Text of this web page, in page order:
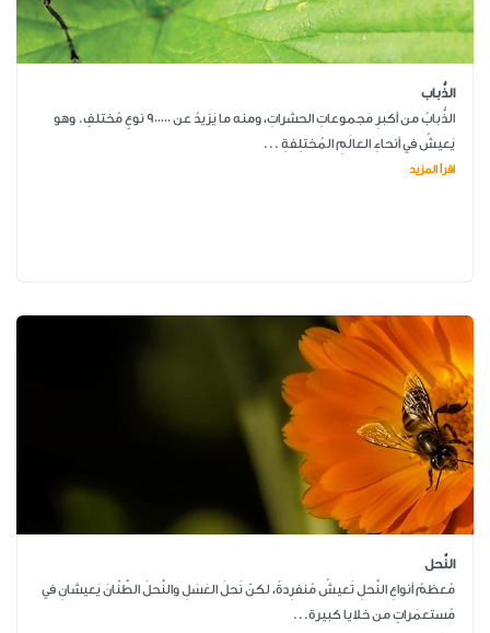
الذُّباب
الذُّبابُ من أكبرِ مَجموعاتِ الحشراتِ، ومنه ما يَزيدُ عن 900000 نوعٍ مُختلفٍ. وهو
يَعيشُ في أنحاءِ العالَمِ المُختلِفةِ ...
اقرأ المزيد
النَّحل
مُعظمُ أنواعِ النَّحلِ تَعيشُ مُنفرِدةً، لكنّ نَحلَ العَسَلِ والنَّحلَ الطَّنّانَ يَعيشانِ في
مُستعمَراتٍ من خلايا كبيرة...